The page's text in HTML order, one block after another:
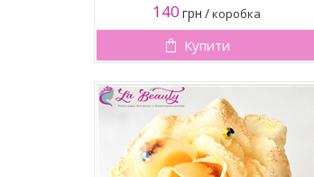
140 грн /коробка
Купити